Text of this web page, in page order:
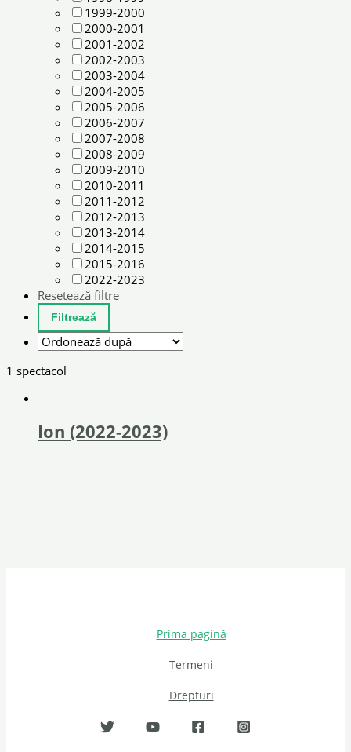
1999-2000
2000-2001
2001-2002
2002-2003
2003-2004
2004-2005
2005-2006
2006-2007
2007-2008
2008-2009
2009-2010
2010-2011
2011-2012
2012-2013
2013-2014
2014-2015
2015-2016
2022-2023
Resetează filtre
1 spectacol
Ion (2022-2023)
Prima pagină
Termeni
Drepturi